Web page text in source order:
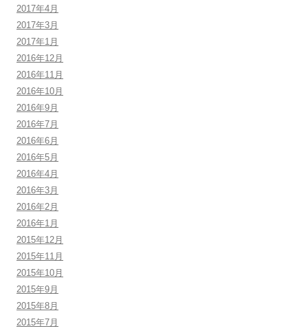
2017年4月
2017年3月
2017年1月
2016年12月
2016年11月
2016年10月
2016年9月
2016年7月
2016年6月
2016年5月
2016年4月
2016年3月
2016年2月
2016年1月
2015年12月
2015年11月
2015年10月
2015年9月
2015年8月
2015年7月